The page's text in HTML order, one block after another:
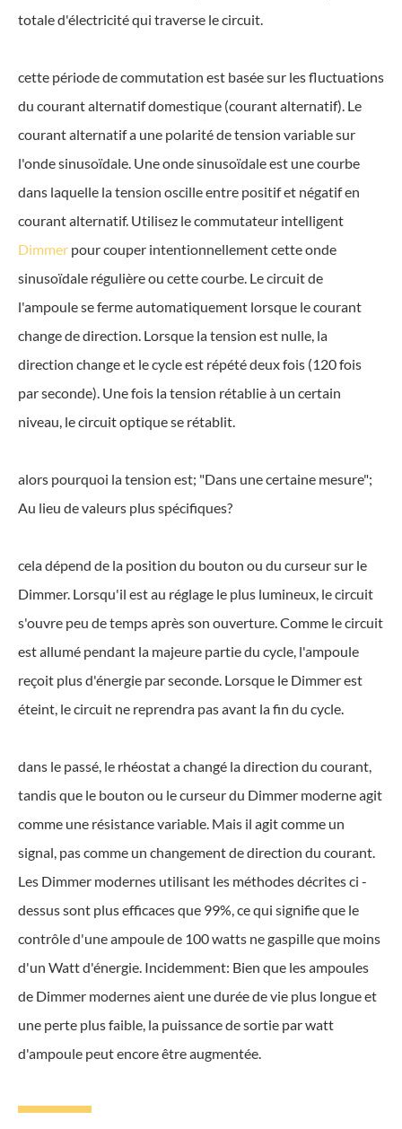
totale d'électricité qui traverse le circuit.
cette période de commutation est basée sur les fluctuations
du courant alternatif domestique (courant alternatif). Le
courant alternatif a une polarité de tension variable sur
l'onde sinusoïdale. Une onde sinusoïdale est une courbe
dans laquelle la tension oscille entre positif et négatif en
courant alternatif. Utilisez le commutateur intelligent
Dimmer pour couper intentionnellement cette onde
sinusoïdale régulière ou cette courbe. Le circuit de
l'ampoule se ferme automatiquement lorsque le courant
change de direction. Lorsque la tension est nulle, la
direction change et le cycle est répété deux fois (120 fois
par seconde). Une fois la tension rétablie à un certain
niveau, le circuit optique se rétablit.
alors pourquoi la tension est; "Dans une certaine mesure";
Au lieu de valeurs plus spécifiques?
cela dépend de la position du bouton ou du curseur sur le
Dimmer. Lorsqu'il est au réglage le plus lumineux, le circuit
s'ouvre peu de temps après son ouverture. Comme le circuit
est allumé pendant la majeure partie du cycle, l'ampoule
reçoit plus d'énergie par seconde. Lorsque le Dimmer est
éteint, le circuit ne reprendra pas avant la fin du cycle.
dans le passé, le rhéostat a changé la direction du courant,
tandis que le bouton ou le curseur du Dimmer moderne agit
comme une résistance variable. Mais il agit comme un
signal, pas comme un changement de direction du courant.
Les Dimmer modernes utilisant les méthodes décrites ci -
dessus sont plus efficaces que 99%, ce qui signifie que le
contrôle d'une ampoule de 100 watts ne gaspille que moins
d'un Watt d'énergie. Incidemment: Bien que les ampoules
de Dimmer modernes aient une durée de vie plus longue et
une perte plus faible, la puissance de sortie par watt
d'ampoule peut encore être augmentée.